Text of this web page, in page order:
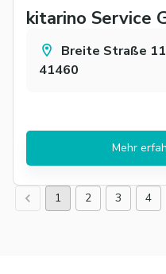
kitarino Service
Breite Straße
41460
Mehr
1 2 3 4